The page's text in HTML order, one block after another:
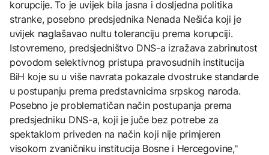
korupcije. To je uvijek bila jasna i dosljedna politika
stranke, posebno predsjednika Nenada Nešića koji je
uvijek naglašavao nultu toleranciju prema korupciji.
Istovremeno, predsjedništvo DNS-a izražava zabrinutost
povodom selektivnog pristupa pravosudnih institucija
BiH koje su u više navrata pokazale dvostruke standarde
u postupanju prema predstavnicima srpskog naroda.
Posebno je problematičan način postupanja prema
predsjedniku DNS-a, koji je juče bez potrebe za
spektaklom priveden na način koji nije primjeren
visokom zvaničniku institucija Bosne i Hercegovine,''